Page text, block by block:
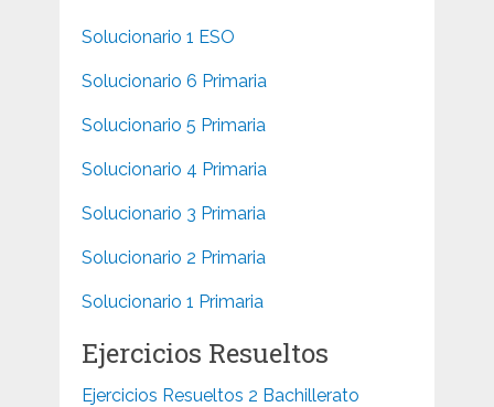
Solucionario 1 ESO
Solucionario 6 Primaria
Solucionario 5 Primaria
Solucionario 4 Primaria
Solucionario 3 Primaria
Solucionario 2 Primaria
Solucionario 1 Primaria
Ejercicios Resueltos
Ejercicios Resueltos 2 Bachillerato